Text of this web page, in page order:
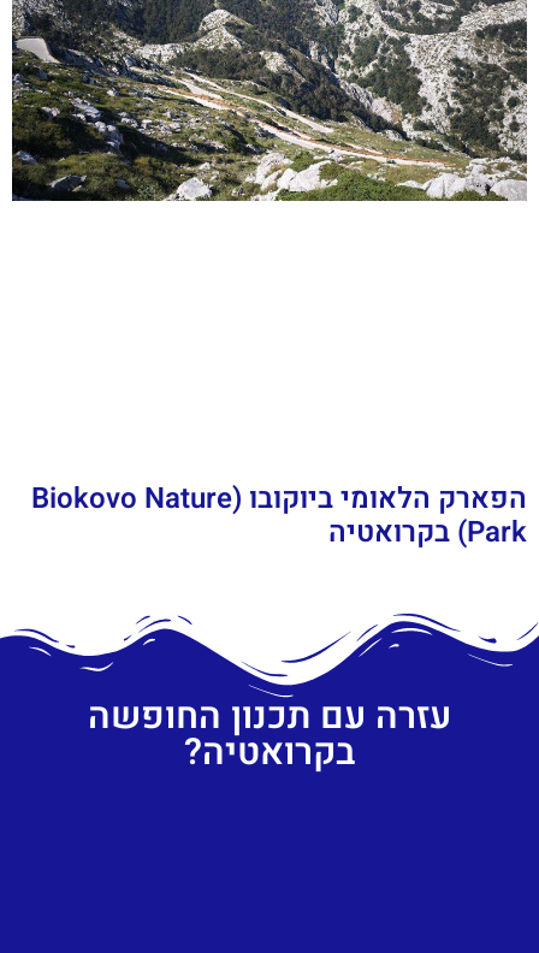
הפארק הלאומי ביוקובו (Biokovo Nature
Park) בקרואטיה
עזרה עם תכנון החופשה
בקרואטיה?